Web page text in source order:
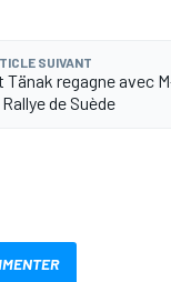
SUIVANT
Tänak regagne avec
de Suède